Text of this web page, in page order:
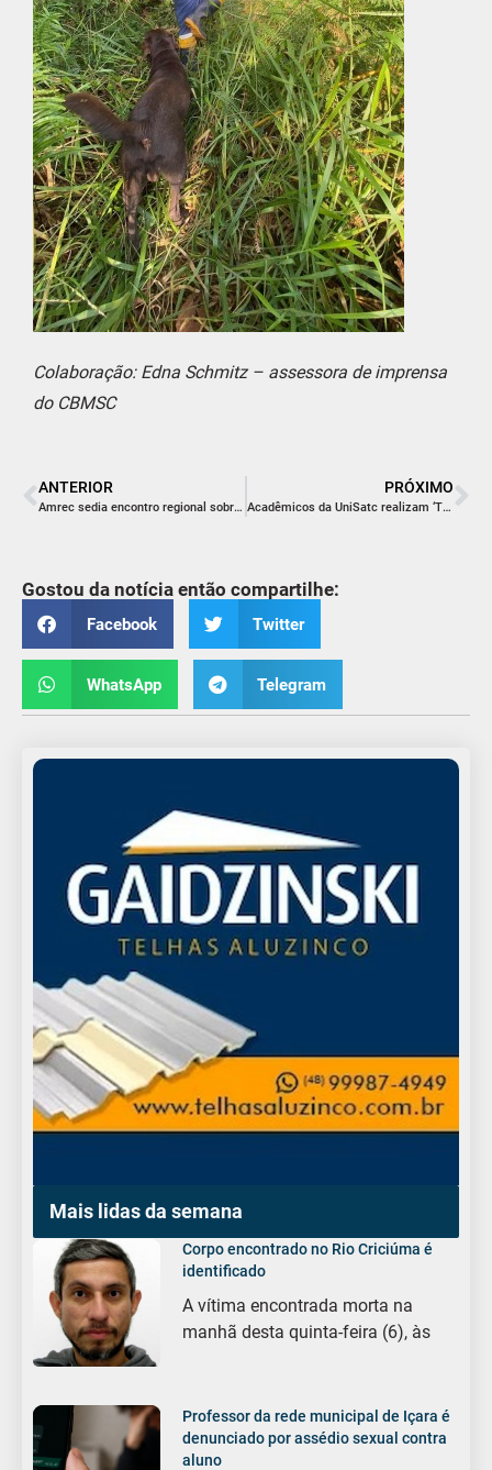
Colaboração: Edna Schmitz – assessora de imprensa
do CBMSC
ANTERIOR
Amrec sedia encontro regional sobre Gestão de Crédito Tributário
PRÓXIMO
Acadêmicos da UniSatc realizam ‘Testes Cegos’ em aula prática de Pesquisa de Mercado
Gostou da notícia então compartilhe:
Facebook Twitter
WhatsApp Telegram
Mais lidas da semana
Corpo encontrado no Rio Criciúma é
identificado
A vítima encontrada morta na
manhã desta quinta-feira (6), às
Professor da rede municipal de Içara é
denunciado por assédio sexual contra
aluno